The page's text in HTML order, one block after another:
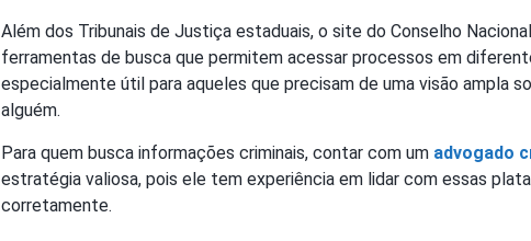
Além dos Tribunais de Justiça estaduais, o site do Conselho
ferramentas de busca que permitem acessar processos em
especialmente útil para aqueles que precisam de uma visão ampla
alguém.
Para quem busca informações criminais, contar com um advogado
estratégia valiosa, pois ele tem experiência em lidar com essas
corretamente.